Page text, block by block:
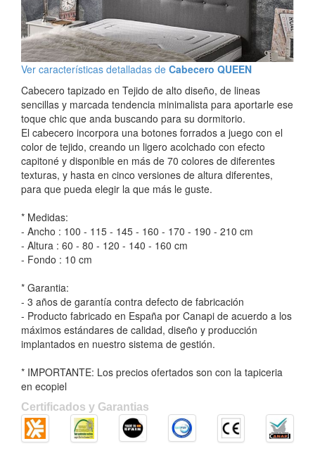
Ver características detalladas de Cabecero QUEEN
Cabecero tapizado en Tejido de alto diseño, de lineas
sencillas y marcada tendencia minimalista para aportarle ese
toque chic que anda buscando para su dormitorio.
El cabecero incorpora una botones forrados a juego con el
color de tejido, creando un ligero acolchado con efecto
capitoné y disponible en más de 70 colores de diferentes
texturas, y hasta en cinco versiones de altura diferentes,
para que pueda elegir la que más le guste.
* Medidas:
- Ancho : 100 - 115 - 145 - 160 - 170 - 190 - 210 cm
- Altura : 60 - 80 - 120 - 140 - 160 cm
- Fondo : 10 cm
* Garantia:
- 3 años de garantía contra defecto de fabricación
- Producto fabricado en España por Canapi de acuerdo a los
máximos estándares de calidad, diseño y producción
implantados en nuestro sistema de gestión.
* IMPORTANTE: Los precios ofertados son con la tapiceria
en ecopiel
Certificados y Garantias